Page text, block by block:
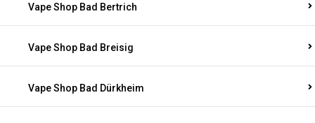
Vape Shop Bad Bertrich
Vape Shop Bad Breisig
Vape Shop Bad Dürkheim